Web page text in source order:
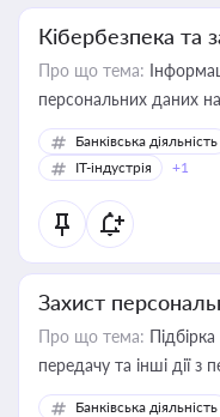
Кібербезпека та
Про що тема:
персональних даних
Банківська діяльність
IT-індустрія
+1
Захист
Про що тема:
передачу та інші дії
Банківська діяльність